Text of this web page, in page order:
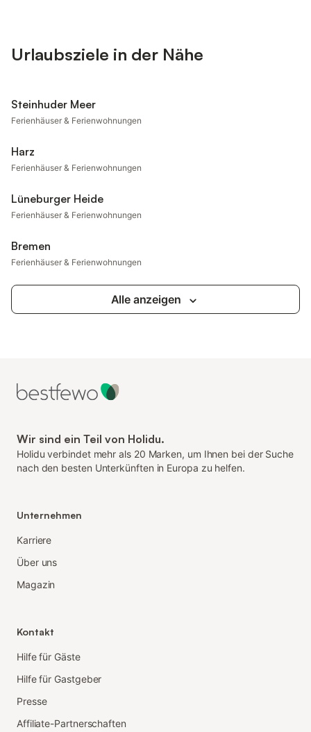
Urlaubsziele in der Nähe
Steinhuder Meer
Ferienhäuser & Ferienwohnungen
Harz
Ferienhäuser & Ferienwohnungen
Lüneburger Heide
Ferienhäuser & Ferienwohnungen
Bremen
Ferienhäuser & Ferienwohnungen
Alle anzeigen
Wir sind ein Teil von Holidu.
Holidu verbindet mehr als 20 Marken, um Ihnen bei der Suche
nach den besten Unterkünften in Europa zu helfen.
Unternehmen
Karriere
Über uns
Magazin
Kontakt
Hilfe für Gäste
Hilfe für Gastgeber
Presse
Affiliate-Partnerschaften